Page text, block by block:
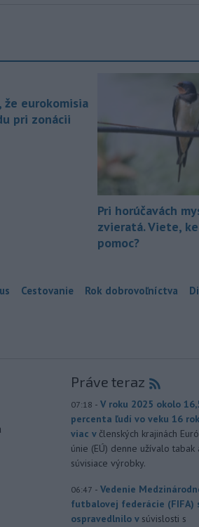
eurokomisia
pri zonácii
Pri horúčavách
zvieratá. Viete,
pomoc?
Cestovanie Rok dobrovoľníctva
Práve teraz
07:18 - V roku 2025 okolo
percenta ľudí vo veku 16
viac v členských krajinách
únie (EÚ) denne užívalo tabak
súvisiace výrobky.
06:47 - Vedenie
futbalovej federácie (FIFA)
ospravedlnilo v súvislosti s